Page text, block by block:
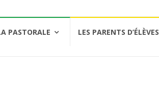
PASTORALE LES PARENTS D’ÉLÈVES